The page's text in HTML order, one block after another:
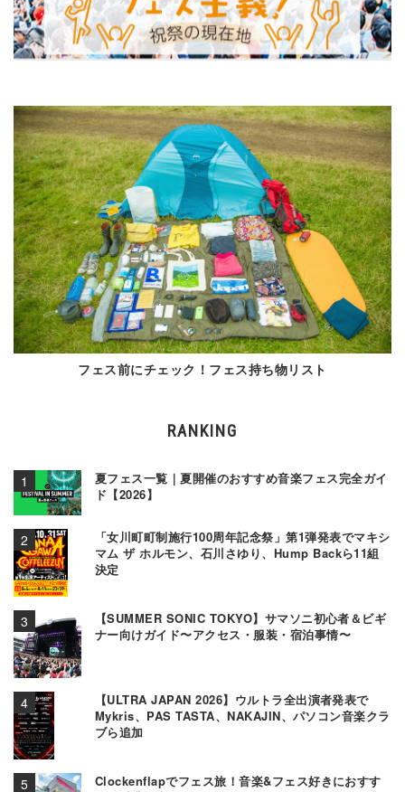
フェス前にチェック！フェス持ち物リスト
RANKING
夏フェス一覧｜夏開催のおすすめ音楽フェス完全ガイ
ド【2026】
「女川町町制施行100周年記念祭」第1弾発表でマキシ
マム ザ ホルモン、石川さゆり、Hump Backら11組
決定
【SUMMER SONIC TOKYO】サマソニ初心者＆ビギ
ナー向けガイド〜アクセス・服装・宿泊事情〜
【ULTRA JAPAN 2026】ウルトラ全出演者発表で
Mykris、PAS TASTA、NAKAJIN、パソコン音楽クラ
ブら追加
Clockenflapでフェス旅！音楽&フェス好きにおすす